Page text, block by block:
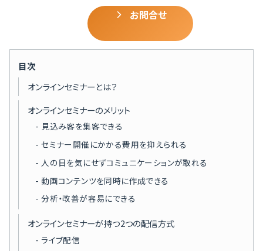
お問合せ
目次
オンラインセミナーとは？
オンラインセミナーのメリット
見込み客を集客できる
セミナー開催にかかる費用を抑えられる
人の目を気にせずコミュニケーションが取れる
動画コンテンツを同時に作成できる
分析・改善が容易にできる
オンラインセミナーが持つ2つの配信方式
ライブ配信